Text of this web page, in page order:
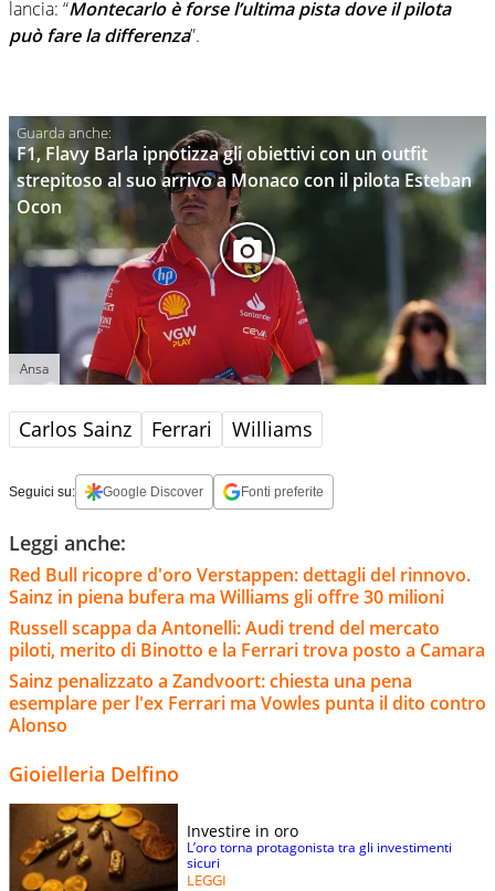
lancia: “Montecarlo è forse l’ultima pista dove il pilota
può fare la differenza”.
F1, Flavy Barla ipnotizza gli obiettivi con un outfit
strepitoso al suo arrivo a Monaco con il pilota Esteban
Ocon
Ansa
Carlos Sainz Ferrari Williams
Seguici su: Google Discover Fonti preferite
Leggi anche:
Red Bull ricopre d'oro Verstappen: dettagli del rinnovo.
Sainz in piena bufera ma Williams gli offre 30 milioni
Russell scappa da Antonelli: Audi trend del mercato
piloti, merito di Binotto e la Ferrari trova posto a Camara
Sainz penalizzato a Zandvoort: chiesta una pena
esemplare per l'ex Ferrari ma Vowles punta il dito contro
Alonso
Gioielleria Delfino
Investire in oro
L’oro torna protagonista tra gli investimenti
sicuri
LEGGI